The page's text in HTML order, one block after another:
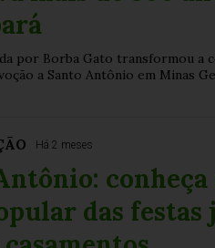
por Borba Gato transformou a
a Santo Antônio em Minas
Há 2 meses
das festas